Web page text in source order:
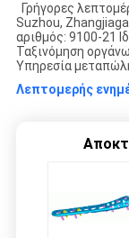
Γρήγορες
Suzhou,
αριθμός: 9100-21
Ταξινόμηση
Υπηρεσία
Λεπτομερής